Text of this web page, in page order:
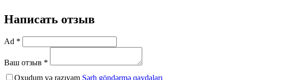
Написать отзыв
Ad *
Ваш отзыв *
Oxudum və razıyam Şərh göndərmə qaydaları